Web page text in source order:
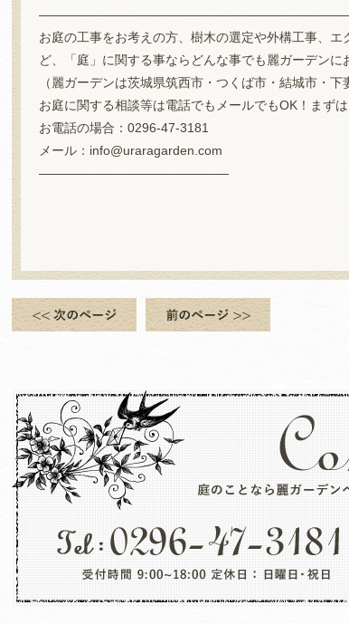
お庭の工事をお考えの方、樹木の選定や外構工事、
ど、「庭」に関する事ならどんな事でも麗ガーデンに
（麗ガーデンは茨城県筑西市・つくば市・結城市・
お庭に関する相談等は電話でもメールでもOK！まず
お電話の場合：0296-47-3181
メール：info@uraragarden.com
———————————————